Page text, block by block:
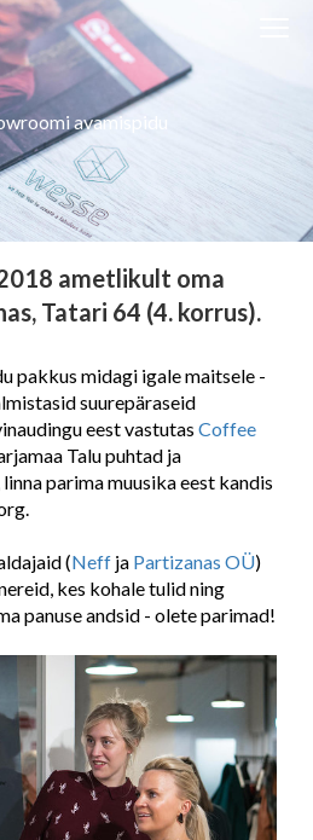
EST ENG
PARTNERITE DISAIN
KONTAKT
MEIST
BLOGI/UUDISED
TELLIDA MÖÖBLIT?
avamispidu
ametlikult oma
Tatari 64 (4. korrus).
pakkus midagi igale maitsele -
suurepäraseid
eest vastutas Coffee
Talu puhtad ja
parima muusika eest kandis
(Neff ja Partizanas OÜ)
kes kohale tulid ning
panuse andsid - olete parimad!